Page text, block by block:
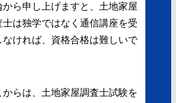
から申し上げますと、土地家屋
士は独学ではなく通信講座を受
なければ、資格合格は難しいで
からは、土地家屋調査士試験を